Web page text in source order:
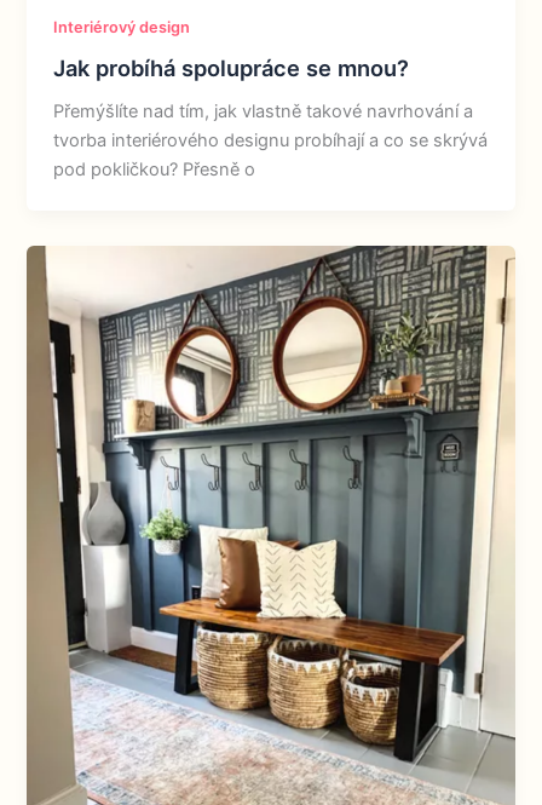
Interiérový design
Jak probíhá spolupráce se mnou?
Přemýšlíte nad tím, jak vlastně takové navrhování a
tvorba interiérového designu probíhají a co se skrývá
pod pokličkou? Přesně o